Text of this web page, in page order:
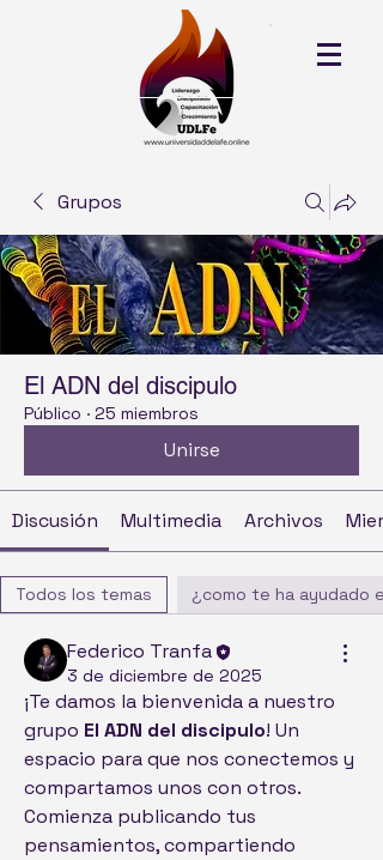
Grupos
El ADN del discipulo
Público · 25 miembros
Unirse
Discusión Multimedia Archivos
Todos los temas ¿como te ha ayudado
Federico Tranfa
3 de diciembre de 2025
¡Te damos la bienvenida a nuestro
grupo El ADN del discipulo! Un
espacio para que nos conectemos y
compartamos unos con otros.
Comienza publicando tus
pensamientos, compartiendo